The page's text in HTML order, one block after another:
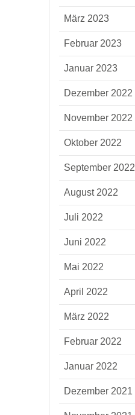
März 2023
Februar 2023
Januar 2023
Dezember 2022
November 2022
Oktober 2022
September 2022
August 2022
Juli 2022
Juni 2022
Mai 2022
April 2022
März 2022
Februar 2022
Januar 2022
Dezember 2021